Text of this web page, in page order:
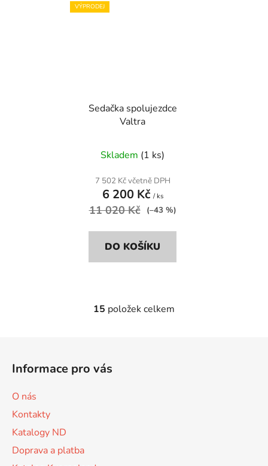
VÝPRODEJ
Sedačka spolujezdce
Valtra
Skladem (1 ks)
7 502 Kč včetně DPH
6 200 Kč / ks
11 020 Kč (–43 %)
DO KOŠÍKU
O
15 položek celkem
Informace pro vás
O nás
Kontakty
Katalogy ND
Doprava a platba